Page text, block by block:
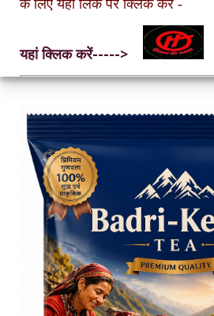
के लिए यहां लिंक पर क्लिक करें -
यहां क्लिक करें----->